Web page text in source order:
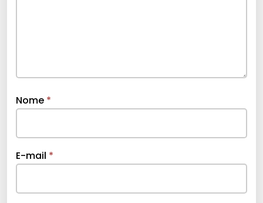
Nome *
E-mail *